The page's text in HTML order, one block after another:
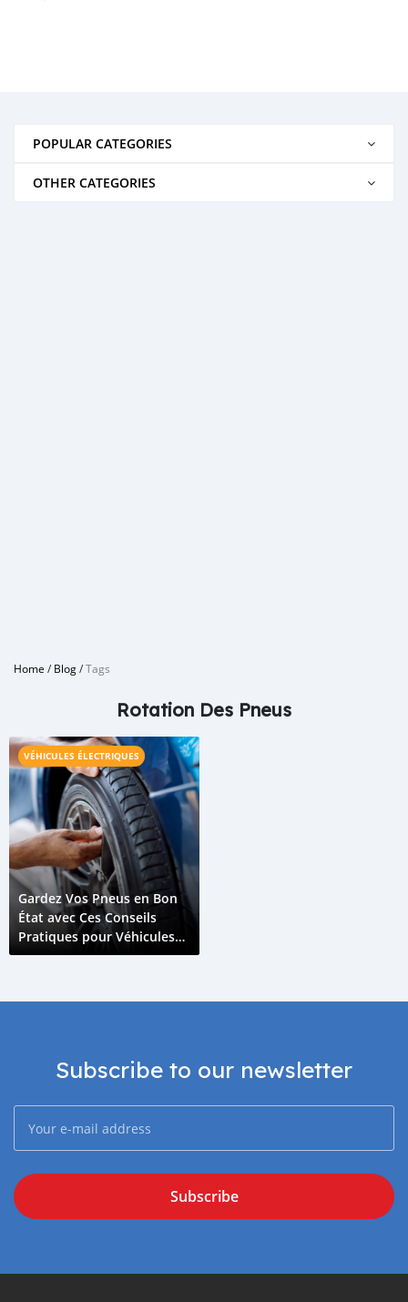
POPULAR CATEGORIES
OTHER CATEGORIES
Home /Blog/Tags
Rotation Des Pneus
VÉHICULES ÉLECTRIQUES
Gardez Vos Pneus en Bon
État avec Ces Conseils
Pratiques pour Véhicules
Électriques
Subscribe to our newsletter
Subscribe